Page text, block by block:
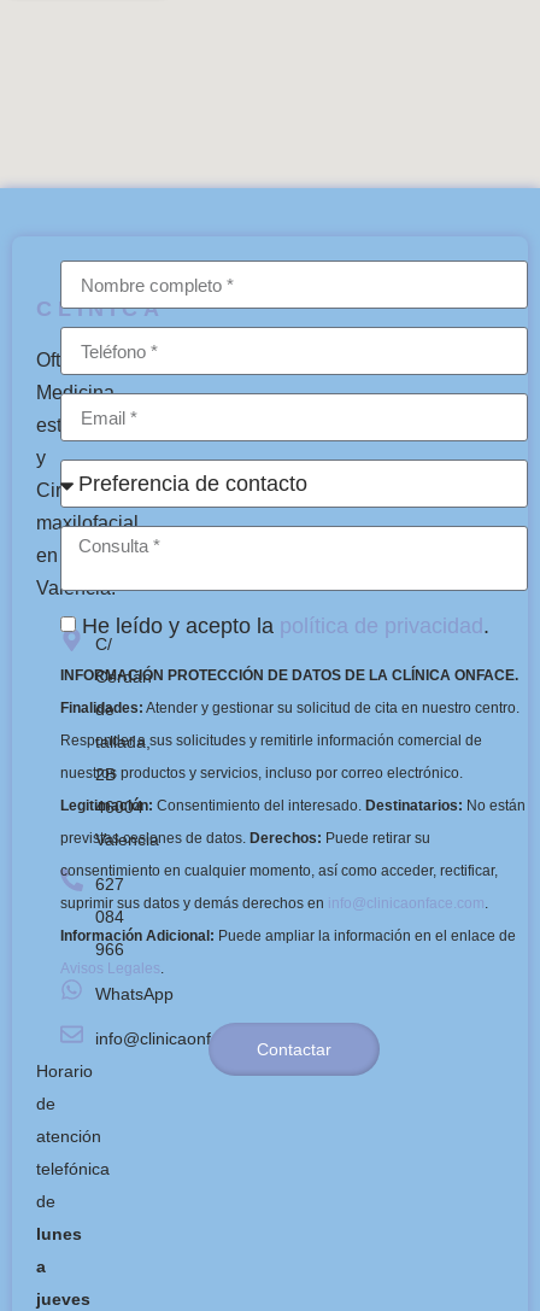
CLÍNICA
Oftalmología,
Medicina
estética
y
Cirugía
maxilofacial
en
Valencia.
C/
Cerdán
de
tallada,
2B
46004
Valencia
627
084
966
WhatsApp
info@clinicaonface.com
Horario
de
atención
telefónica
de
lunes
a
jueves
He leído y acepto la política de privacidad.
INFORMACIÓN PROTECCIÓN DE DATOS DE LA CLÍNICA ONFACE.
Finalidades: Atender y gestionar su solicitud de cita en nuestro centro.
Responder a sus solicitudes y remitirle información comercial de
nuestros productos y servicios, incluso por correo electrónico.
Legitimación: Consentimiento del interesado. Destinatarios: No están
previstas cesiones de datos. Derechos: Puede retirar su
consentimiento en cualquier momento, así como acceder, rectificar,
suprimir sus datos y demás derechos en info@clinicaonface.com.
Información Adicional: Puede ampliar la información en el enlace de
Avisos Legales.
Contactar